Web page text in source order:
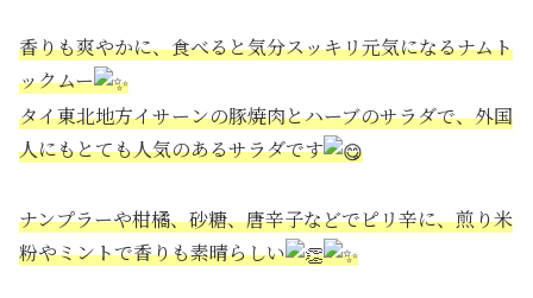
⁡香りも爽やかに、食べると気分スッキリ元気になるナムト
ックムー
タイ東北地方イサーンの豚焼肉とハーブのサラダで、外国
人にもとても人気のあるサラダです
ナンプラーや柑橘、砂糖、唐辛子などでピリ辛に、煎り米
粉やミントで香りも素晴らしい